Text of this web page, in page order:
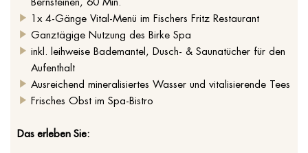
1x 4-Gänge Vital-Menü im Fischers Fritz Restaurant
Ganztägige Nutzung des Birke Spa
inkl. leihweise Bademantel, Dusch- & Saunatücher für den
Aufenthalt
Ausreichend mineralisiertes Wasser und vitalisierende Tees
Frisches Obst im Spa-Bistro
Das erleben Sie: